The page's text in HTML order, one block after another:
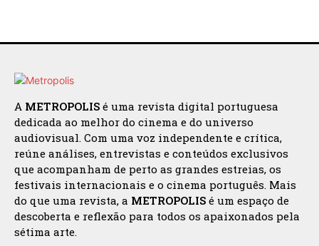
A METROPOLIS é uma revista digital portuguesa
dedicada ao melhor do cinema e do universo
audiovisual. Com uma voz independente e crítica,
reúne análises, entrevistas e conteúdos exclusivos
que acompanham de perto as grandes estreias, os
festivais internacionais e o cinema português. Mais
do que uma revista, a METROPOLIS é um espaço de
descoberta e reflexão para todos os apaixonados pela
sétima arte.